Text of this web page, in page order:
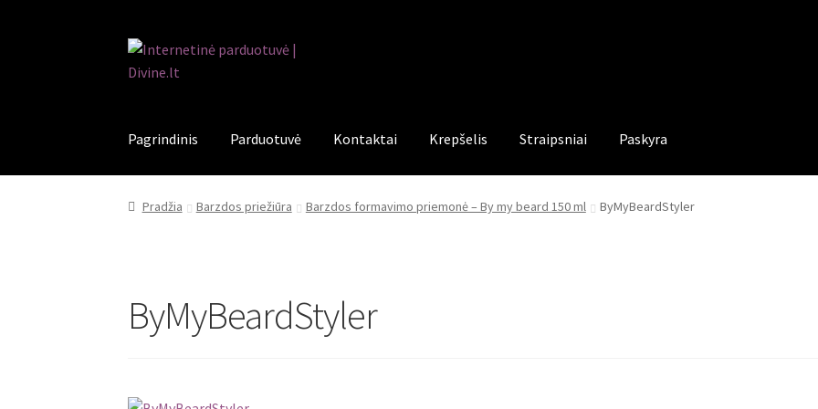
Pereiti
prie
Pereiti
prie
Pagrindinis Parduotuvė Kontaktai Krepšelis Straipsniai Paskyra
Pradžia Barzdos priežiūra Barzdos formavimo priemonė – By my beard 150 ml ByMyBeardStyler
ByMyBeardStyler